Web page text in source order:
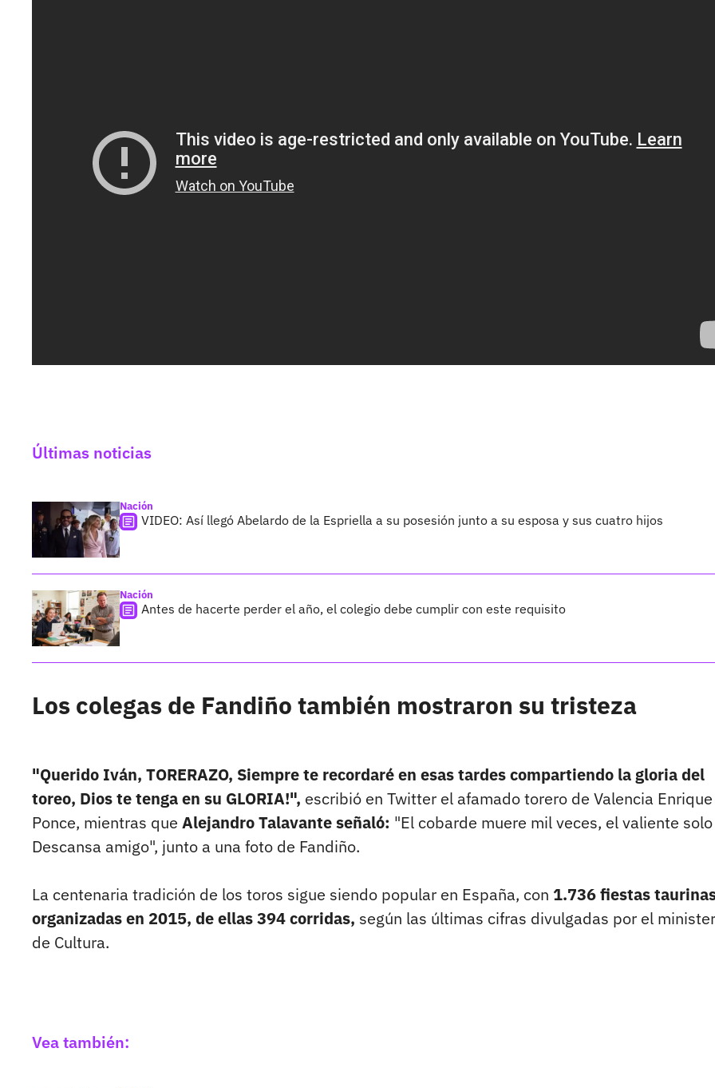
Últimas noticias
Nación
VIDEO: Así llegó Abelardo de la Espriella a su posesión junto a su esposa y sus cuatro hijos
Nación
Antes de hacerte perder el año, el colegio debe cumplir con este requisito
Los colegas de Fandiño también mostraron su tristeza
"Querido Iván, TORERAZO, Siempre te recordaré en esas tardes compartiendo la gloria del
toreo, Dios te tenga en su GLORIA!", escribió en Twitter el afamado torero de Valencia Enrique
Ponce, mientras que Alejandro Talavante señaló: "El cobarde muere mil veces, el valiente
Descansa amigo", junto a una foto de Fandiño.
La centenaria tradición de los toros sigue siendo popular en España, con 1.736 fiestas
organizadas en 2015, de ellas 394 corridas, según las últimas cifras divulgadas por el
de Cultura.
Vea también: